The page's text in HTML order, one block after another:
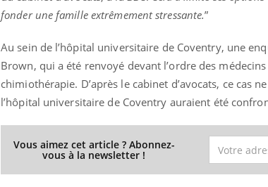
fonder une famille extrêmement stressante.”
Au sein de l’hôpital universitaire de Coventry, une
Brown, qui a été renvoyé devant l’ordre des
chimiothérapie. D’après le cabinet d’avocats, ce cas
l’hôpital universitaire de Coventry auraient été
Vous aimez cet article ? Abonnez-
vous à la newsletter !